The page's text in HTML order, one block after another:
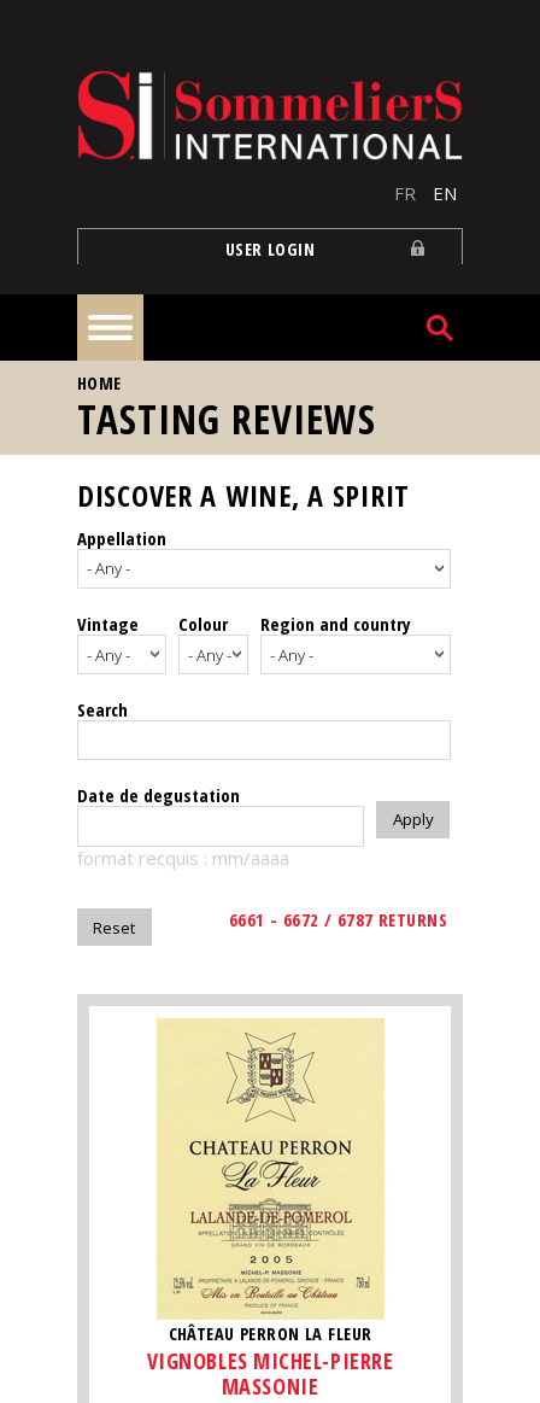
FR EN
USER LOGIN
Home
Our
events
Spirits
Tasting
reviews
The
magazine
Magazine
YOU ARE HERE
HOME
TASTING REVIEWS
DISCOVER A WINE, A SPIRIT
Appellation
Vintage Colour Region and country
Search
Date de degustation
format recquis : mm/aaaa
6661 - 6672 / 6787 RETURNS
CHÂTEAU PERRON LA FLEUR
VIGNOBLES MICHEL-PIERRE
MASSONIE